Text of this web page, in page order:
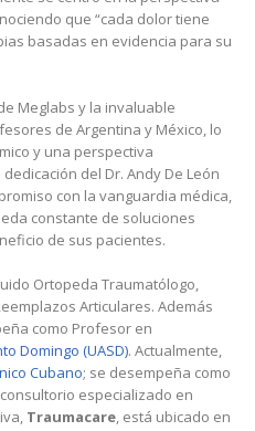
que “cada dolor tiene
basadas en evidencia para su
Meglabs y la invaluable
de Argentina y México, lo
y una perspectiva
del Dr. Andy De León
con la vanguardia médica,
constante de soluciones
de sus pacientes.
Ortopeda Traumatólogo,
Articulares. Además
como Profesor en
Domingo (UASD). Actualmente,
Cubano; se desempeña como
especializado en
Traumacare, está ubicado en